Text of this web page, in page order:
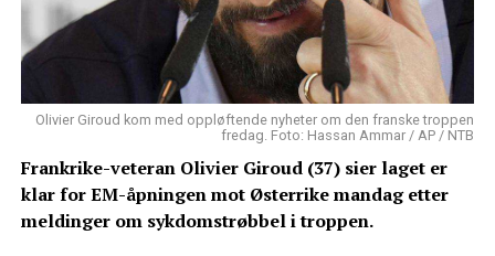
Olivier Giroud kom med oppløftende nyheter om den franske troppen
fredag. Foto: Hassan Ammar / AP / NTB
Frankrike-veteran Olivier Giroud (37) sier laget er
klar for EM-åpningen mot Østerrike mandag etter
meldinger om sykdomstrøbbel i troppen.